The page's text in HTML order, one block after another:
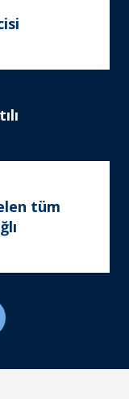
tüm